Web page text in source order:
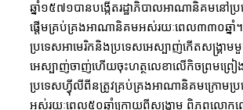
ឆ្នាំ១៥៧១បានបង្កើតរដ្ឋាភិបាលអាណានិគមនៅ
ផ្តើមគ្រប់គ្រងអាណានិគមអស់រយៈពេល៣៣០ឆ្នាំ។
ប្រទេសអាមេរិកនិងប្រទេសអេស្បាញ់កើតសង្គ្រា
អេស្បាញ់ចាញ់ហើយចុះហត្ថលេខាលើកិចព្រមព្រ
ប្រទេសហ៊្វីលីពីនត្រូវគ្រប់គ្រងអាណានិគមក្រោមប្រ
អស់រយៈពេល៥០ឆ្នាំក្រោយពីសង្គ្រាម ពិភពលោក